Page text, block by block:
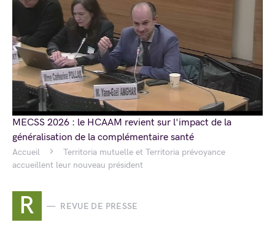
Accueil
Territoria mutuelle et Territoria prévoyance
accueillent leur nouveau président
R REVUE DE PRESSE
MECSS 2026 : le HCAAM revient sur l'impact de la
généralisation de la complémentaire santé